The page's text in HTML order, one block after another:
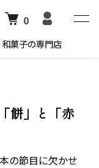
0
菓子の専門店
餅」と「赤
の節目に欠かせ